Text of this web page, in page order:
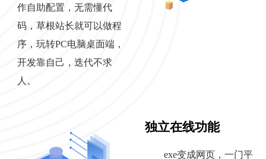
作自助配置，无需懂代
码，草根站长就可以做程
序，玩转PC电脑桌面端，
开发靠自己，迭代不求
人。
独立在线功能
exe变成网页，一门平